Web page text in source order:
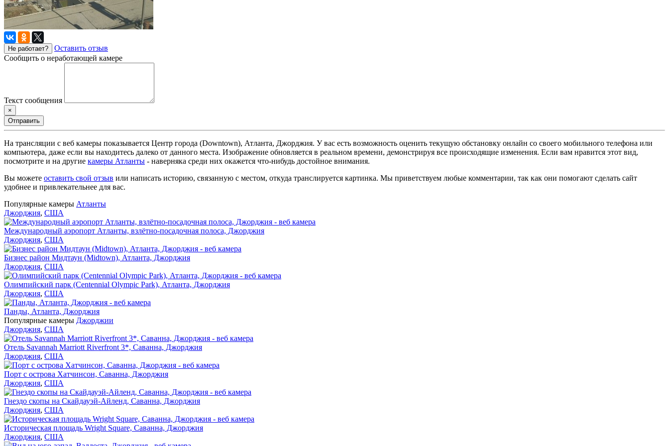
Не работает?
Оставить отзыв
Сообщить о неработающей камере
Текст сообщения
×
Отправить
На трансляции с веб камеры показывается Центр города (Downtown), Атланта, Джорджия. У вас есть возможность оценить текущую обстановку онлайн со своего мобильного телефона или
компьютера, даже если вы находитесь далеко от данного места. Изображение обновляется в реальном времени, демонстрируя все происходящие изменения. Если вам нравится этот вид,
посмотрите и на другие камеры Атланты - наверняка среди них окажется что-нибудь достойное внимания.
Вы можете оставить свой отзыв или написать историю, связанную с местом, откуда транслируется картинка. Мы приветствуем любые комментарии, так как они помогают сделать сайт
удобнее и привлекательнее для вас.
Популярные камеры Атланты
Джорджия, США
Международный аэропорт Атланты, взлётно-посадочная полоса, Джорджия
Джорджия, США
Бизнес район Мидтаун (Midtown), Атланта, Джорджия
Джорджия, США
Олимпийский парк (Centennial Olympic Park), Атланта, Джорджия
Джорджия, США
Панды, Атланта, Джорджия
Популярные камеры Джорджии
Джорджия, США
Отель Savannah Marriott Riverfront 3*, Саванна, Джорджия
Джорджия, США
Порт с острова Хатчинсон, Саванна, Джорджия
Джорджия, США
Гнездо скопы на Скайдауэй-Айленд, Саванна, Джорджия
Джорджия, США
Историческая площадь Wright Square, Саванна, Джорджия
Джорджия, США